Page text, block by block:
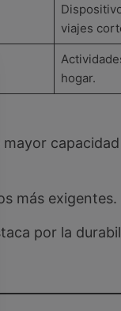
viajes
hogar.
más exigentes.
por la